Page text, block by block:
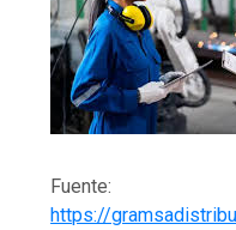
Fuente:
https://